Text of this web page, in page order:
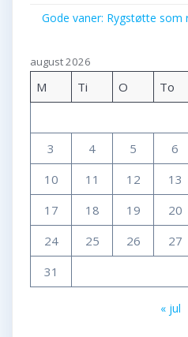
Gode vaner: Rygstøtte som
august 2026
M Ti O To
3
4 5 6
10
11 12 13
17
18 19 20
24
25 26 27
31
« jul